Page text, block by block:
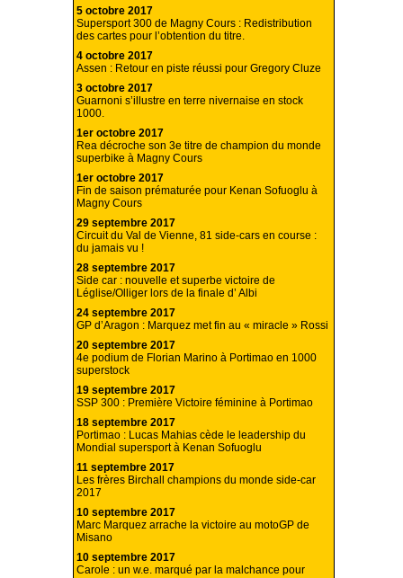
5 octobre 2017
Supersport 300 de Magny Cours : Redistribution
des cartes pour l’obtention du titre.
4 octobre 2017
Assen : Retour en piste réussi pour Gregory Cluze
3 octobre 2017
Guarnoni s’illustre en terre nivernaise en stock
1000.
1er octobre 2017
Rea décroche son 3e titre de champion du monde
superbike à Magny Cours
1er octobre 2017
Fin de saison prématurée pour Kenan Sofuoglu à
Magny Cours
29 septembre 2017
Circuit du Val de Vienne, 81 side-cars en course :
du jamais vu !
28 septembre 2017
Side car : nouvelle et superbe victoire de
Léglise/Olliger lors de la finale d’ Albi
24 septembre 2017
GP d’Aragon : Marquez met fin au « miracle » Rossi
20 septembre 2017
4e podium de Florian Marino à Portimao en 1000
superstock
19 septembre 2017
SSP 300 : Première Victoire féminine à Portimao
18 septembre 2017
Portimao : Lucas Mahias cède le leadership du
Mondial supersport à Kenan Sofuoglu
11 septembre 2017
Les frères Birchall champions du monde side-car
2017
10 septembre 2017
Marc Marquez arrache la victoire au motoGP de
Misano
10 septembre 2017
Carole : un w.e. marqué par la malchance pour